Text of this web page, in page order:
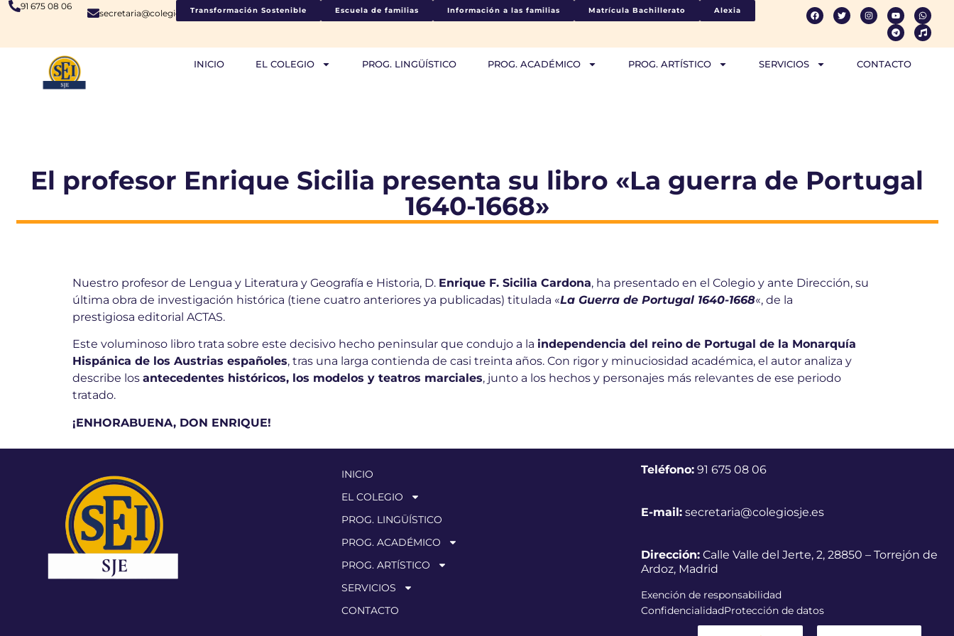
91 675 08 06
secretaria@colegiosje.esTransformación Sostenible Escuela de familias Información a las familias Matrícula Bachillerato Alexia
INICIO EL COLEGIO PROG. LINGÜÍSTICO PROG. ACADÉMICO PROG. ARTÍSTICO SERVICIOS CONTACTO
El profesor Enrique Sicilia presenta su libro «La guerra de Portugal
1640-1668»
Nuestro profesor de Lengua y Literatura y Geografía e Historia, D. Enrique F. Sicilia Cardona, ha presentado en el Colegio y ante Dirección, su
última obra de investigación histórica (tiene cuatro anteriores ya publicadas) titulada «La Guerra de Portugal 1640-1668«, de la
prestigiosa editorial ACTAS.
Este voluminoso libro trata sobre este decisivo hecho peninsular que condujo a la independencia del reino de Portugal de la Monarquía
Hispánica de los Austrias españoles, tras una larga contienda de casi treinta años. Con rigor y minuciosidad académica, el autor analiza y
describe los antecedentes históricos, los modelos y teatros marciales, junto a los hechos y personajes más relevantes de ese periodo
tratado.
¡ENHORABUENA, DON ENRIQUE!
INICIO
EL COLEGIO
PROG. LINGÜÍSTICO
PROG. ACADÉMICO
PROG. ARTÍSTICO
SERVICIOS
CONTACTO
Teléfono:91 675 08 06
E-mail: secretaria@colegiosje.es
Dirección:Calle Valle del Jerte, 2, 28850 – Torrejón de
Ardoz, Madrid
Exención de responsabilidad
ConfidencialidadProtección de datos